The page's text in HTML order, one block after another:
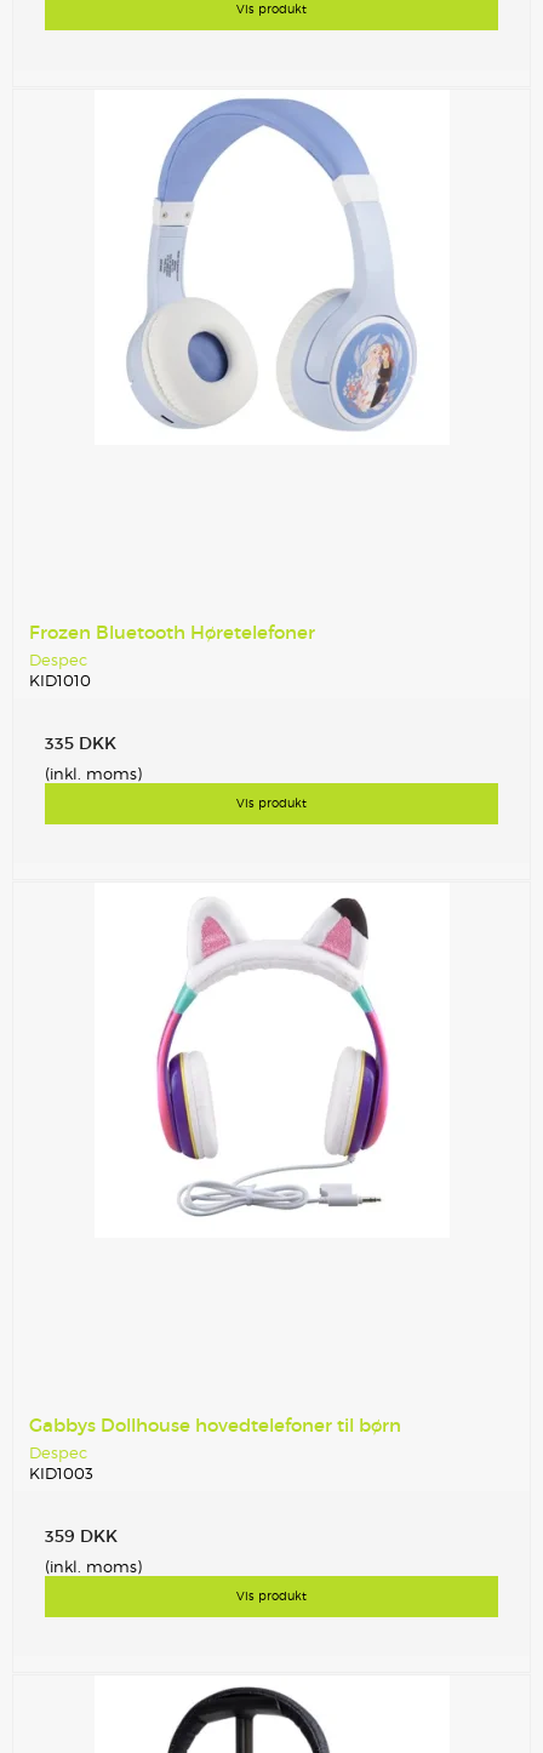
Vis produkt
Frozen Bluetooth Høretelefoner
Despec
KID1010
335 DKK
(inkl. moms)
Vis produkt
Gabbys Dollhouse hovedtelefoner til børn
Despec
KID1003
359 DKK
(inkl. moms)
Vis produkt